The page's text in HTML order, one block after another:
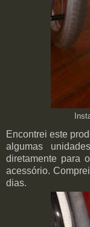
Encontrei este
algumas
diretamente para
acessório.
dias.